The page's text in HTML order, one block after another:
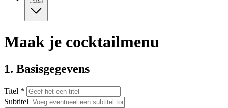
Maak je cocktailmenu
1. Basisgegevens
Titel *
Subtitel